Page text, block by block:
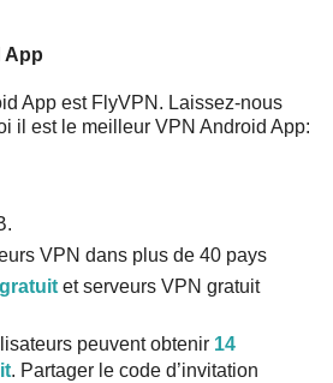
App
App est FlyVPN. Laissez-nous
il est le meilleur VPN Android App:
VPN dans plus de 40 pays
et serveurs VPN gratuit
peuvent obtenir 14
. Partager le code d’invitation